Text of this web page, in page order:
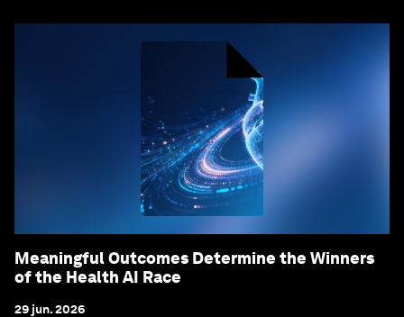
Meaningful Outcomes Determine the Winners
of the Health AI Race
29 jun. 2026